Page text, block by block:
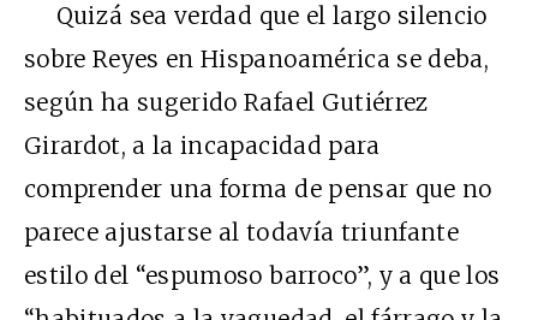
Quizá sea verdad que el largo silencio
sobre Reyes en Hispanoamérica se deba,
según ha sugerido Rafael Gutiérrez
Girardot, a la incapacidad para
comprender una forma de pensar que no
parece ajustarse al todavía triunfante
estilo del “espumoso barroco”, y a que los